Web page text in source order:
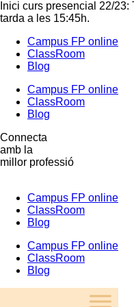
Inici curs presencial 22/
tarda a les 15:45h.
Campus FP online
ClassRoom
Blog
Campus FP online
ClassRoom
Blog
Connecta
amb la
millor professió
Campus FP online
ClassRoom
Blog
Campus FP online
ClassRoom
Blog